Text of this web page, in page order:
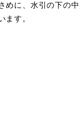
めに、水引の下の
ます。